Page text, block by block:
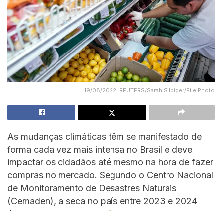
19/08/2022. REUTERS/Sarah Silbiger/File Photo
As mudanças climáticas têm se manifestado de
forma cada vez mais intensa no Brasil e deve
impactar os cidadãos até mesmo na hora de fazer
compras no mercado. Segundo o Centro Nacional
de Monitoramento de Desastres Naturais
(Cemaden), a seca no país entre 2023 e 2024